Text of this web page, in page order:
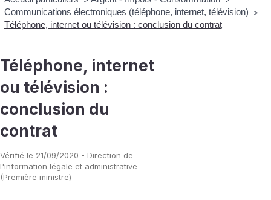
Communications électroniques (téléphone, internet, télévision) >
Téléphone, internet ou télévision : conclusion du contrat
Téléphone, internet
ou télévision :
conclusion du
contrat
Vérifié le 21/09/2020 - Direction de
l'information légale et administrative
(Première ministre)